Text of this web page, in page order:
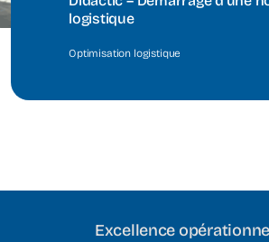
logistique
Optimisation logistique
Excellence